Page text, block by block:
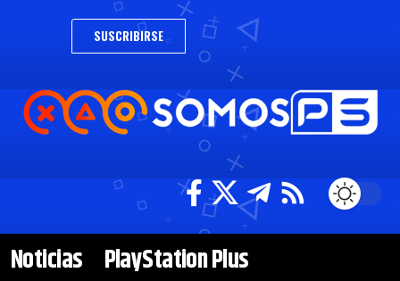
SUSCRIBIRSE
Noticias
PlayStation Plus